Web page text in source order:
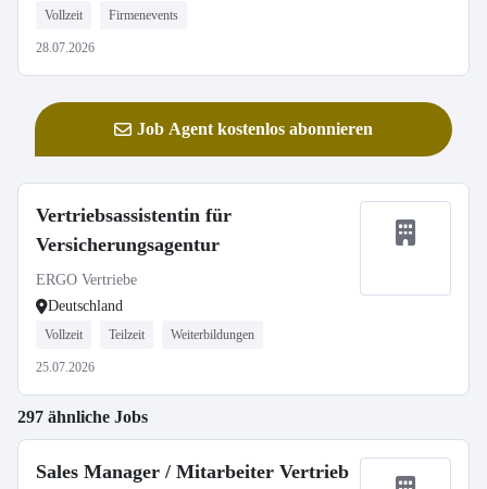
Vollzeit Firmenevents
28.07.2026
Job Agent kostenlos abonnieren
Vertriebsassistentin für
Versicherungsagentur
ERGO Vertriebe
Deutschland
Vollzeit Teilzeit Weiterbildungen
25.07.2026
297 ähnliche Jobs
Sales Manager / Mitarbeiter Vertrieb